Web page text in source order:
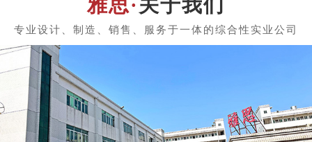
关于我们